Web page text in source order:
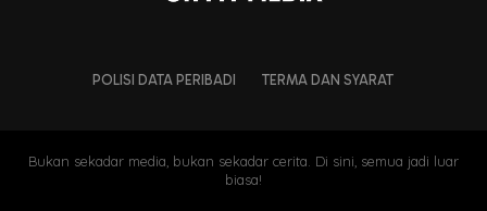
POLISI DATA PERIBADI TERMA DAN SYARAT
Bukan sekadar media, bukan sekadar cerita. Di sini, semua jadi luar
biasa!